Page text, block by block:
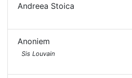
Andreea Stoica
Anoniem
Sis Louvain